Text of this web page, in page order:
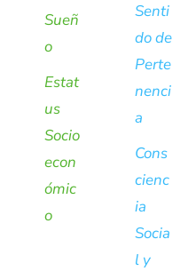
Sueñ
o
Estat
us
Socio
econ
ómic
o
Senti
do de
Perte
nenci
a
Cons
cienc
ia
Socia
l y